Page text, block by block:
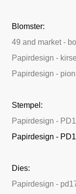
Blomster:
49 and market -
Papirdesign -
Papirdesign -
Stempel:
Papirdesign -
Papirdesign -
Dies:
Papirdesign -